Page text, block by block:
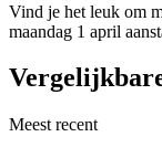
Vind je het leuk om
maandag 1 april
Meest recent